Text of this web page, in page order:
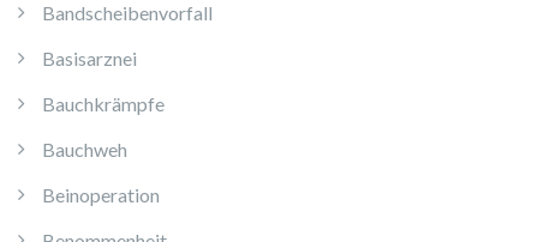
Bandscheibenvorfall
Basisarznei
Bauchkrämpfe
Bauchweh
Beinoperation